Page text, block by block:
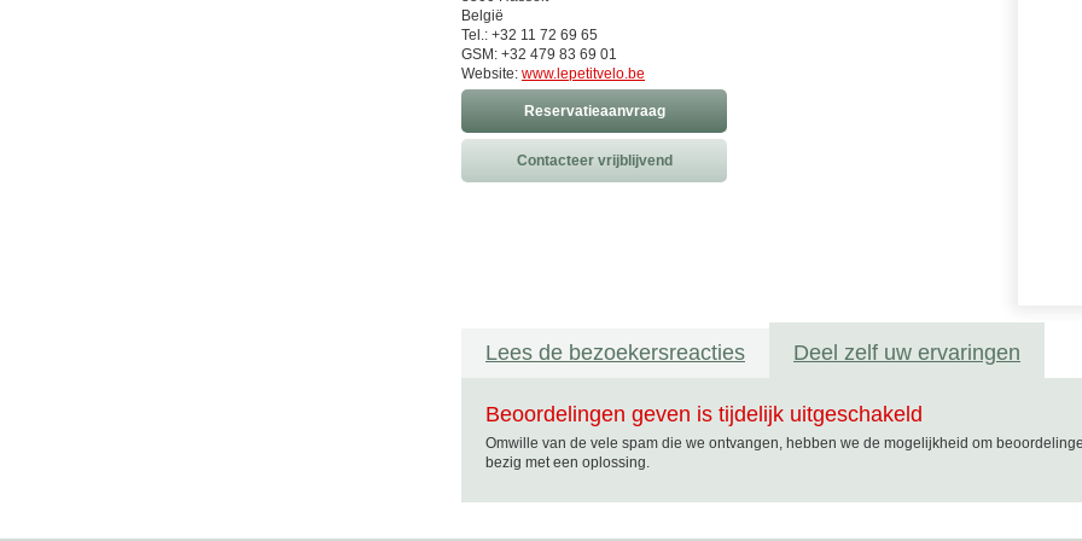
België
Tel.: +32 11 72 69 65
GSM: +32 479 83 69 01
Website: www.lepetitvelo.be
Reservatieaanvraag
Contacteer vrijblijvend
Lees de bezoekersreacties Deel zelf uw ervaringen
Beoordelingen geven is tijdelijk uitgeschakeld
Omwille van de vele spam die we ontvangen, hebben we de mogelijkheid om
bezig met een oplossing.